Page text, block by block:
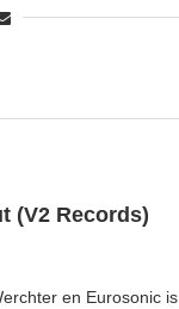
(V2 Records)
en Eurosonic is